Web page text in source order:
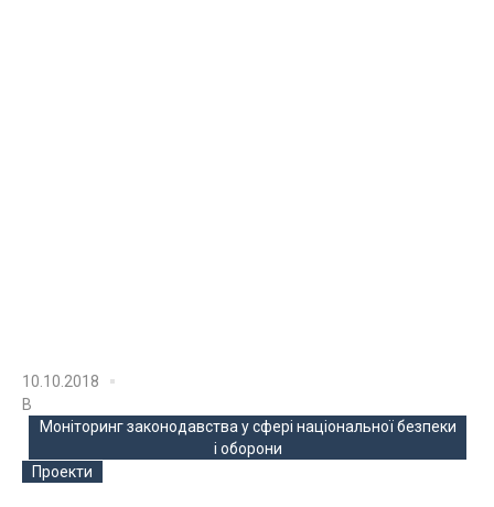
10.10.2018
В
Моніторинг законодавства у сфері національної безпеки
і оборони
Проекти